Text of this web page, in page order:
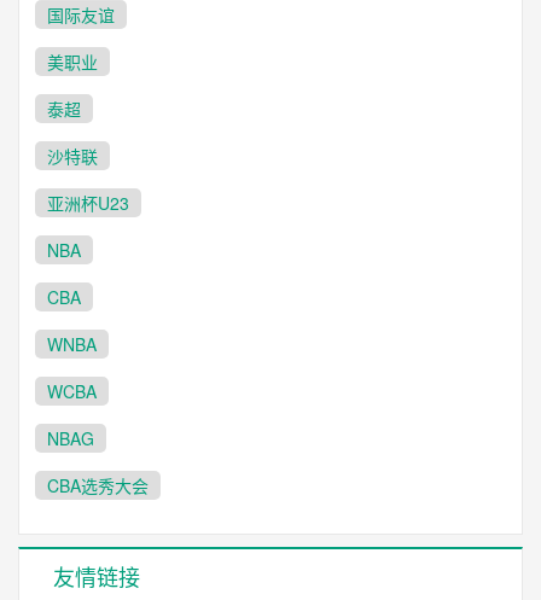
国际友谊
美职业
泰超
沙特联
亚洲杯U23
NBA
CBA
WNBA
WCBA
NBAG
CBA选秀大会
友情链接